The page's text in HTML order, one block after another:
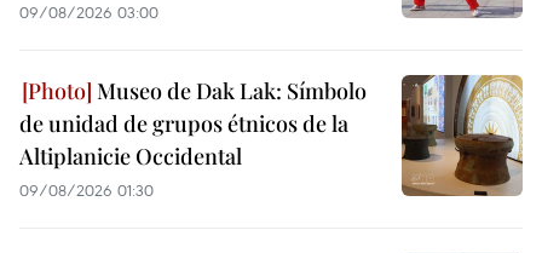
09/08/2026 03:00
Museo de Dak Lak: Símbolo
de unidad de grupos étnicos de la
Altiplanicie Occidental
09/08/2026 01:30